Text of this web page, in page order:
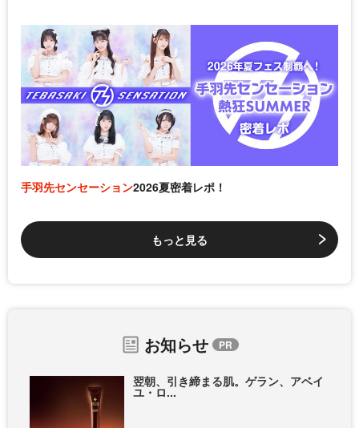
手羽先センセーション2026夏密着レポ！
もっと見る
お知らせ
翌朝、引き締まる肌。ゲラン、アベイ
ユ・ロ...